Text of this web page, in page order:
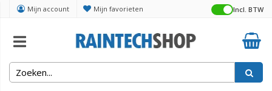
Mijn account Mijn favorieten Incl. BTW